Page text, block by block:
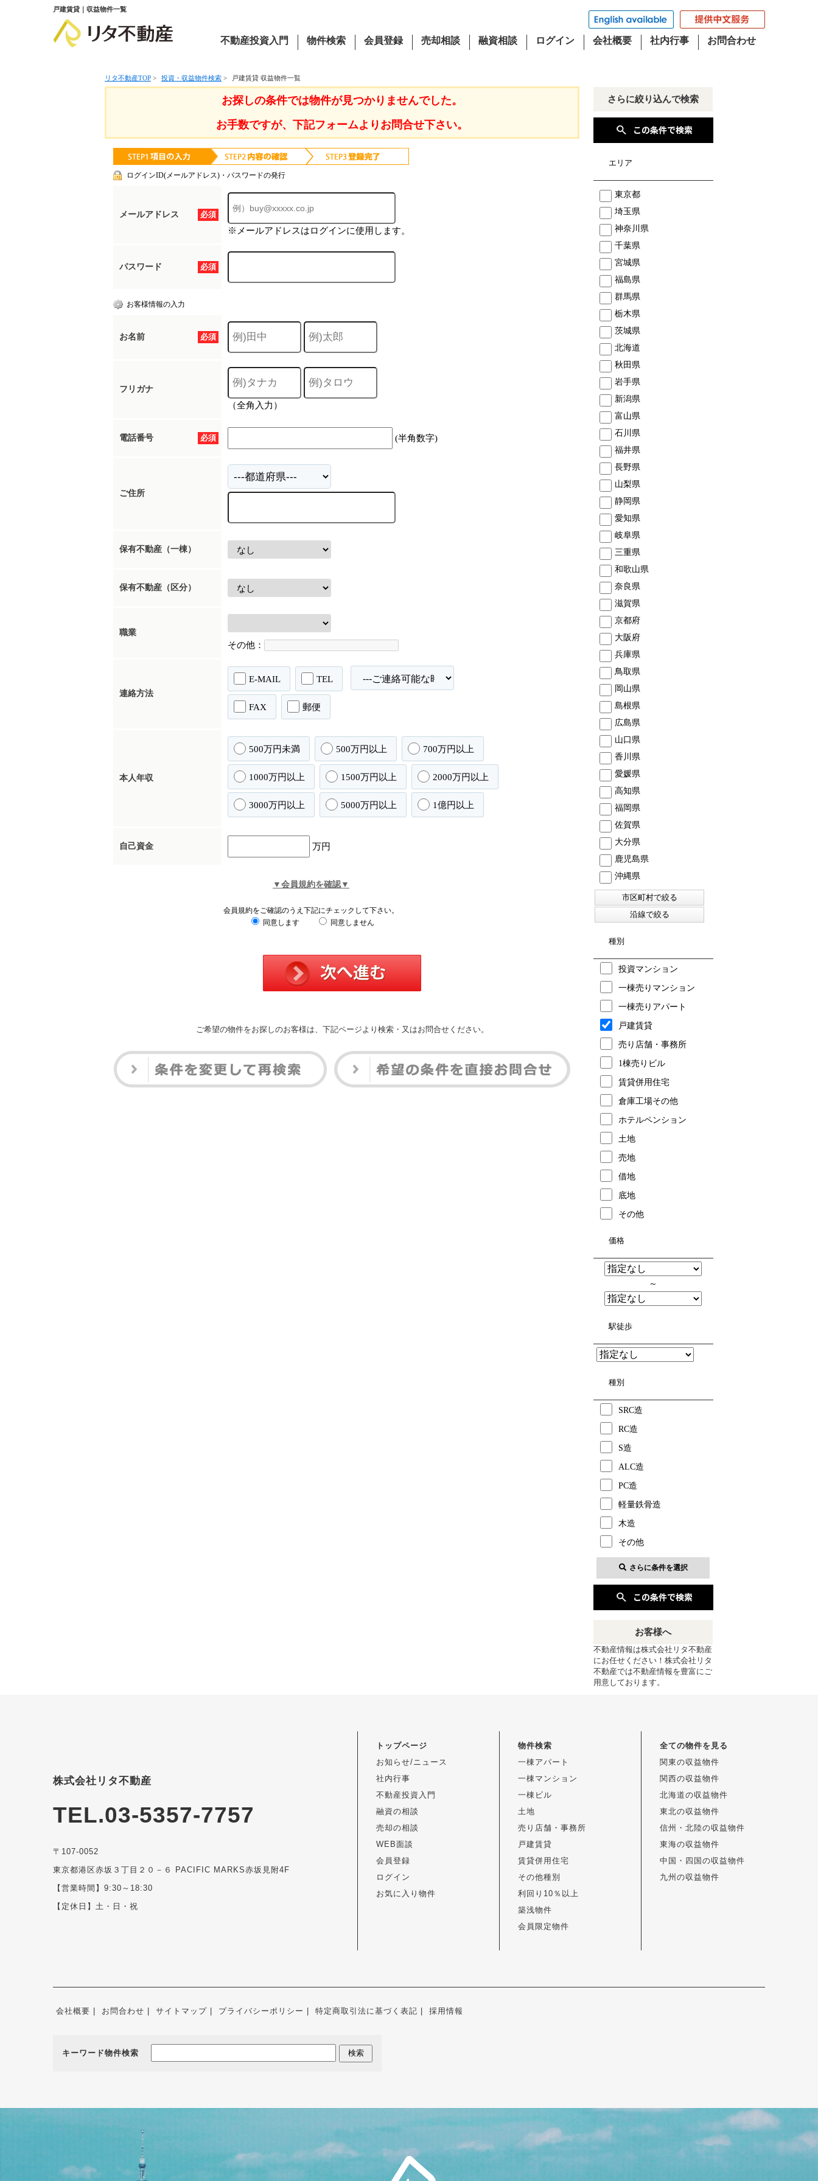
戸建賃貸｜収益物件一覧
不動産投資入門 物件検索 会員登録 売却相談 融資相談 ログイン 会社概要 社内行事 お問合わせ
リタ不動産TOP > 投資・収益物件検索 > 戸建賃貸 収益物件一覧
お探しの条件では物件が見つかりませんでした。
お手数ですが、下記フォームよりお問合せ下さい。
ログインID(メールアドレス)・パスワードの発行
必須
メールアドレス
※メールアドレスはログインに使用します。
必須
パスワード
お客様情報の入力
必須
お名前
フリガナ
（全角入力）
必須
電話番号 (半角数字)
ご住所
保有不動産（一棟）
保有不動産（区分）
職業
その他：
連絡方法
E-MAIL TEL
FAX 郵便
本人年収
500万円未満 500万円以上 700万円以上
1000万円以上 1500万円以上 2000万円以上
3000万円以上 5000万円以上 1億円以上
自己資金 万円
▼会員規約を確認▼
会員規約をご確認のうえ下記にチェックして下さい。
同意します
同意しません
ご希望の物件をお探しのお客様は、下記ページより検索・又はお問合せください。
さらに絞り込んで検索
エリア
東京都
埼玉県
神奈川県
千葉県
宮城県
福島県
群馬県
栃木県
茨城県
北海道
秋田県
岩手県
新潟県
富山県
石川県
福井県
長野県
山梨県
静岡県
愛知県
岐阜県
三重県
和歌山県
奈良県
滋賀県
京都府
大阪府
兵庫県
鳥取県
岡山県
島根県
広島県
山口県
香川県
愛媛県
高知県
福岡県
佐賀県
大分県
鹿児島県
沖縄県
種別
投資マンション
一棟売りマンション
一棟売りアパート
戸建賃貸
売り店舗・事務所
1棟売りビル
賃貸併用住宅
倉庫工場その他
ホテルペンション
土地
売地
借地
底地
その他
価格
～
駅徒歩
種別
SRC造
RC造
S造
ALC造
PC造
軽量鉄骨造
木造
その他
さらに条件を選択
お客様へ
不動産情報は株式会社リタ不動産
にお任せください！株式会社リタ
不動産では不動産情報を豊富にご
用意しております。
株式会社リタ不動産
TEL.03-5357-7757
〒107-0052
東京都港区赤坂３丁目２０－６ PACIFIC MARKS赤坂見附4F
【営業時間】9:30～18:30
【定休日】土・日・祝
トップページ
お知らせ/ニュース
社内行事
不動産投資入門
融資の相談
売却の相談
WEB面談
会員登録
ログイン
お気に入り物件
物件検索
一棟アパート
一棟マンション
一棟ビル
土地
売り店舗・事務所
戸建賃貸
賃貸併用住宅
その他種別
利回り10％以上
築浅物件
会員限定物件
全ての物件を見る
関東の収益物件
関西の収益物件
北海道の収益物件
東北の収益物件
信州・北陸の収益物件
東海の収益物件
中国・四国の収益物件
九州の収益物件
会社概要 お問合わせ サイトマップ プライバシーポリシー 特定商取引法に基づく表記 採用情報
キーワード物件検索 検索